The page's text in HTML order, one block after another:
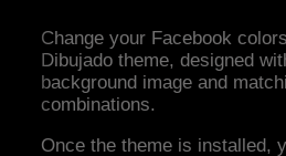
Change your Facebook
Dibujado theme, designed
background image and
combinations.
Once the theme is installed,